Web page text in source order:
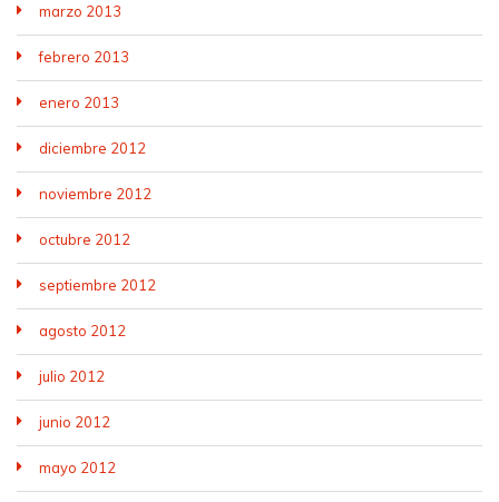
marzo 2013
febrero 2013
enero 2013
diciembre 2012
noviembre 2012
octubre 2012
septiembre 2012
agosto 2012
julio 2012
junio 2012
mayo 2012